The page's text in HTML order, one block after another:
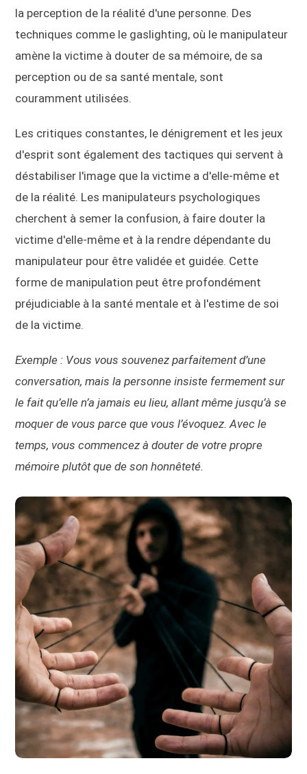
la perception de la réalité d'une personne. Des
techniques comme le gaslighting, où le manipulateur
amène la victime à douter de sa mémoire, de sa
perception ou de sa santé mentale, sont
couramment utilisées.
Les critiques constantes, le dénigrement et les jeux
d'esprit sont également des tactiques qui servent à
déstabiliser l'image que la victime a d'elle-même et
de la réalité. Les manipulateurs psychologiques
cherchent à semer la confusion, à faire douter la
victime d'elle-même et à la rendre dépendante du
manipulateur pour être validée et guidée. Cette
forme de manipulation peut être profondément
préjudiciable à la santé mentale et à l'estime de soi
de la victime.
Exemple : Vous vous souvenez parfaitement d’une
conversation, mais la personne insiste fermement sur
le fait qu’elle n’a jamais eu lieu, allant même jusqu’à se
moquer de vous parce que vous l’évoquez. Avec le
temps, vous commencez à douter de votre propre
mémoire plutôt que de son honnêteté.